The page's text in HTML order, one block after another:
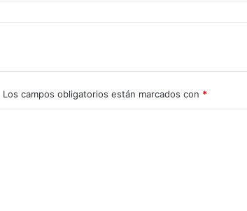
Los campos obligatorios están marcados con *